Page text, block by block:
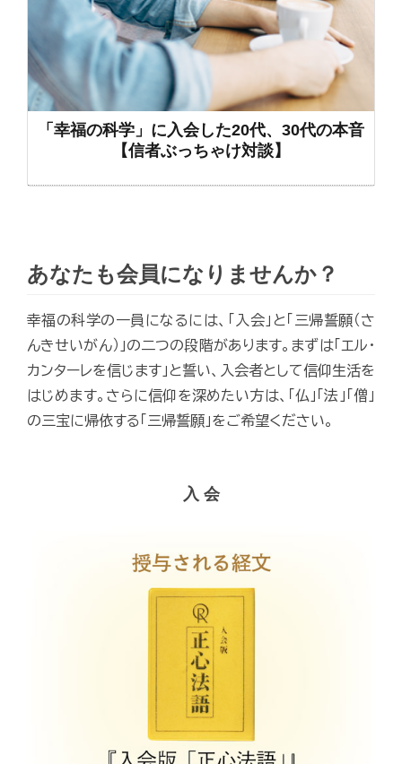
「幸福の科学」に入会した20代、30代の本音
【信者ぶっちゃけ対談】
あなたも会員になりませんか？
幸福の科学の一員になるには、「入会」と「三帰誓願（さ
んきせいがん）」の二つの段階があります。まずは「エル・
カンターレを信じます」と誓い、入会者として信仰生活を
はじめます。さらに信仰を深めたい方は、「仏」「法」「僧」
の三宝に帰依する「三帰誓願」をご希望ください。
入 会